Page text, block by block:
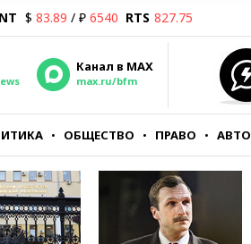
$ 83.89 / ₽ 6540 RTS 827.75
Канал в MAX
max.ru/bfm
ОБЩЕСТВО ПРАВО АВТО